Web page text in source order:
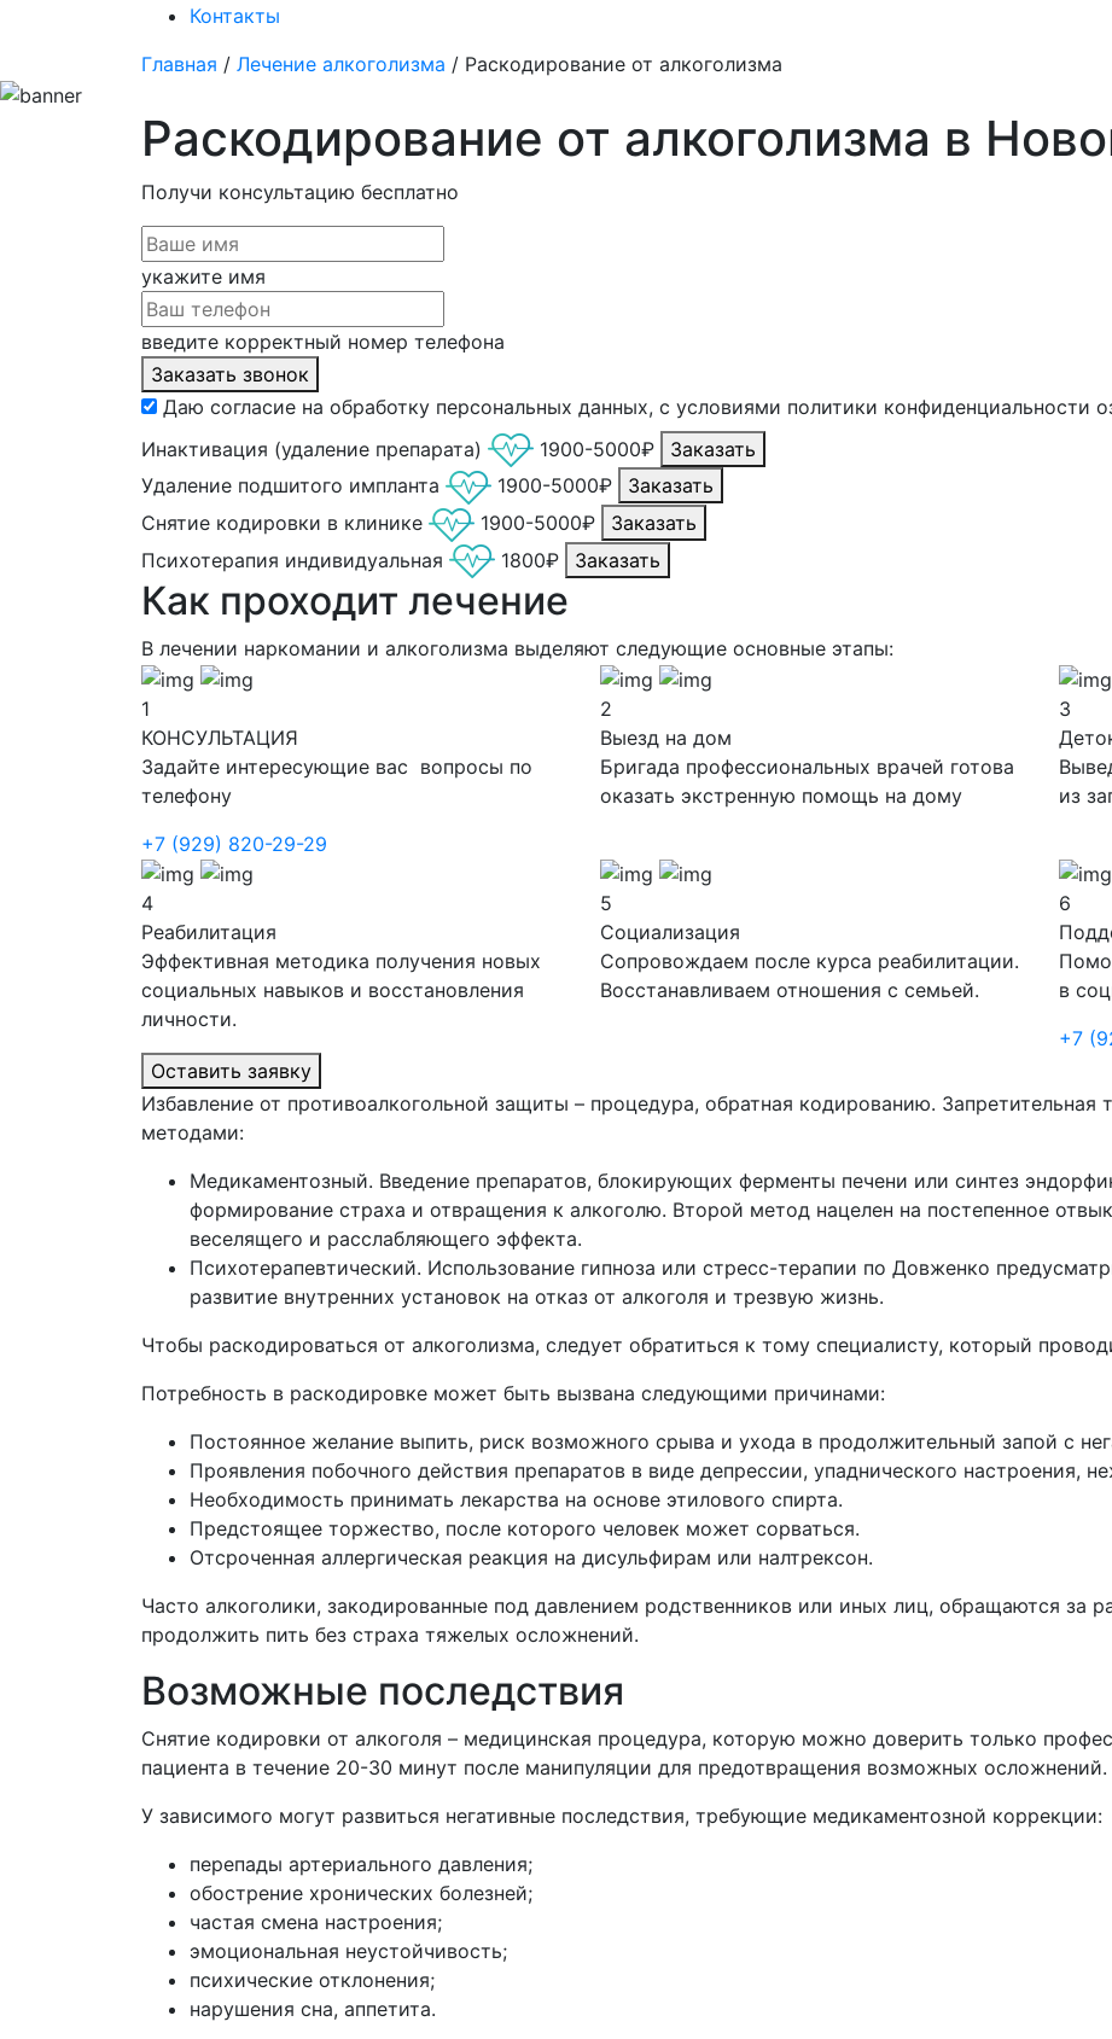
Контакты
Главная / Лечение алкоголизма / Раскодирование от алкоголизма
Раскодирование от алкоголизма в
Получи консультацию бесплатно
укажите имя
введите корректный номер телефона
Заказать звонок
Даю согласие на обработку персональных данных, с условиями политики конфиденциальности
Инактивация (удаление препарата)
1900-5000₽
Заказать
Удаление подшитого импланта
1900-5000₽
Заказать
Снятие кодировки в клинике
1900-5000₽
Заказать
Психотерапия индивидуальная
1800₽ Заказать
Как проходит лечение
В лечении наркомании и алкоголизма выделяют следующие основные этапы:
1
КОНСУЛЬТАЦИЯ
Задайте интересующие вас вопросы по
телефону
+7 (929) 820-29-29
2
Выезд на дом
Бригада профессиональных врачей готова
оказать экстренную помощь на дому
3
из
4
Реабилитация
Эффективная методика получения новых
социальных навыков и восстановления
личности.
5
Социализация
Сопровождаем после курса реабилитации.
Восстанавливаем отношения с семьей.
6
в
+7
Оставить заявку
Избавление от противоалкогольной защиты – процедура, обратная кодированию.
методами:
Медикаментозный. Введение препаратов, блокирующих ферменты печени или синтез
формирование страха и отвращения к алкоголю. Второй метод нацелен на постепенное
веселящего и расслабляющего эффекта.
Психотерапевтический. Использование гипноза или стресс-терапии по Довженко
развитие внутренних установок на отказ от алкоголя и трезвую жизнь.
Чтобы раскодироваться от алкоголизма, следует обратиться к тому специалисту, который
Потребность в раскодировке может быть вызвана следующими причинами:
Постоянное желание выпить, риск возможного срыва и ухода в продолжительный запой с
Проявления побочного действия препаратов в виде депрессии, упаднического настроения,
Необходимость принимать лекарства на основе этилового спирта.
Предстоящее торжество, после которого человек может сорваться.
Отсроченная аллергическая реакция на дисульфирам или налтрексон.
Часто алкоголики, закодированные под давлением родственников или иных лиц, обращаются за
продолжить пить без страха тяжелых осложнений.
Возможные последствия
Снятие кодировки от алкоголя – медицинская процедура, которую можно доверить только
пациента в течение 20-30 минут после манипуляции для предотвращения возможных осложнений.
У зависимого могут развиться негативные последствия, требующие медикаментозной коррекции:
перепады артериального давления;
обострение хронических болезней;
частая смена настроения;
эмоциональная неустойчивость;
психические отклонения;
нарушения сна, аппетита.